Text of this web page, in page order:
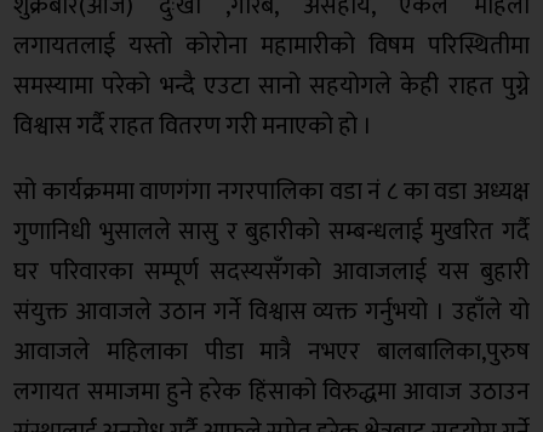
लगायतलाई यस्तो कोरोना महामारीको विषम परिस्थितीमा
समस्यामा परेको भन्दै एउटा सानो सहयोगले केही राहत पुग्ने
विश्वास गर्दै राहत वितरण गरी मनाएको हो ।
सो कार्यक्रममा वाणगंगा नगरपालिका वडा नं ८ का वडा अध्यक्ष
गुणानिधी भुसालले सासु र बुहारीको सम्बन्धलाई मुखरित गर्दै
घर परिवारका सम्पूर्ण सदस्यसँगको आवाजलाई यस बुहारी
संयुक्त आवाजले उठान गर्ने विश्वास व्यक्त गर्नुभयो । उहाँले यो
आवाजले महिलाका पीडा मात्रै नभएर बालबालिका,पुरुष
लगायत समाजमा हुने हरेक हिंसाको विरुद्धमा आवाज उठाउन